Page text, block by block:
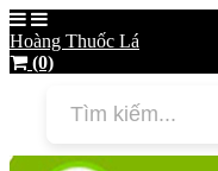
Hoàng Thuốc Lá
(0)